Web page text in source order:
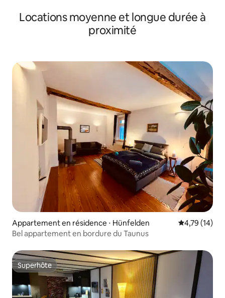
Locations moyenne et longue durée à
proximité
Appartement en résidence ⋅ Hünfelden Évaluation
4,79 (14)
Bel appartement en bordure du Taunus
Superhôte
Superhôte